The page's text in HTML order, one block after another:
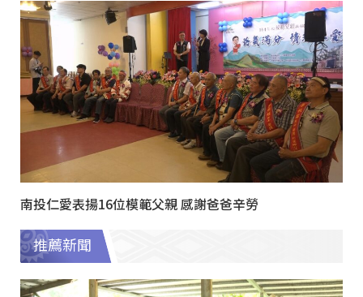
南投仁愛表揚16位模範父親 感謝爸爸辛勞
推薦新聞